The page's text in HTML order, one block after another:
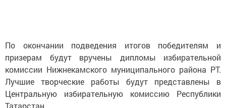
По окончании подведения итогов победителям и
призерам будут вручены дипломы избирательной
комиссии Нижнекамского муниципального района РТ.
Лучшие творческие работы будут представлены в
Центральную избирательную комиссию Республики
Татарстан.